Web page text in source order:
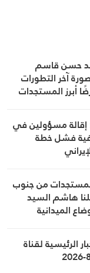
حسن قاسم
آخر التطورات
أبرز المستجدات
والميدانية،
وأبرز
بالشأنين الداخلي
إقالة مسؤولين في
فشل خطة
من جنوب
هاشم السيد
الميدانية
الرئيسية لقناة